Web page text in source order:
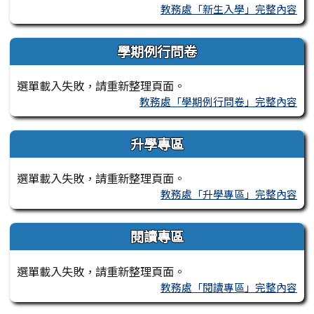
教務處「新生入學」完整內容
學期例行問卷
選單載入失敗，請重新整理頁面。
教務處「學期例行問卷」完整內容
升學專區
選單載入失敗，請重新整理頁面。
教務處「升學專區」完整內容
閱讀專區
選單載入失敗，請重新整理頁面。
教務處「閱讀專區」完整內容